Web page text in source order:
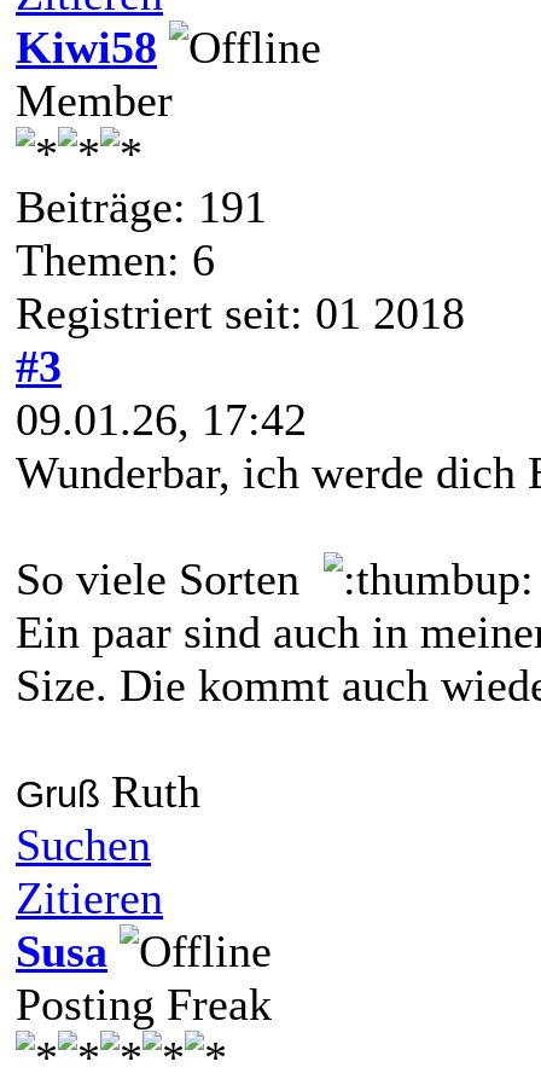
Kiwi58
Member
Beiträge: 191
Themen: 6
Registriert seit: 01 2018
#3
09.01.26, 17:42
Wunderbar, ich werde
So viele Sorten
Ein paar sind auch in
Size. Die kommt auch
Gruß Ruth
Suchen
Zitieren
Susa
Posting Freak